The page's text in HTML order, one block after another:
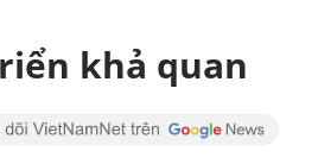
khả quan